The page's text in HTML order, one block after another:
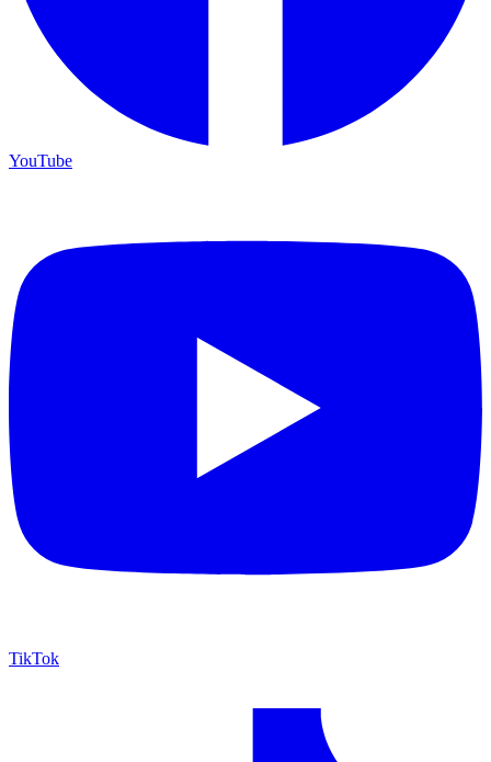
YouTube
TikTok